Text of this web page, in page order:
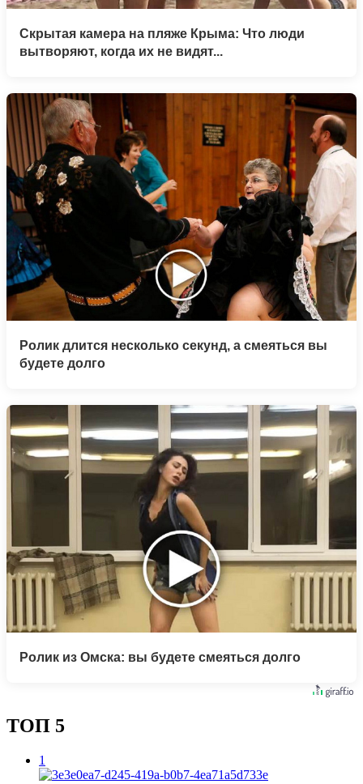
Скрытая камера на пляже Крыма: Что люди
вытворяют, когда их не видят...
Ролик длится несколько секунд, а смеяться вы
будете долго
Ролик из Омска: вы будете смеяться долго
ТОП 5
1